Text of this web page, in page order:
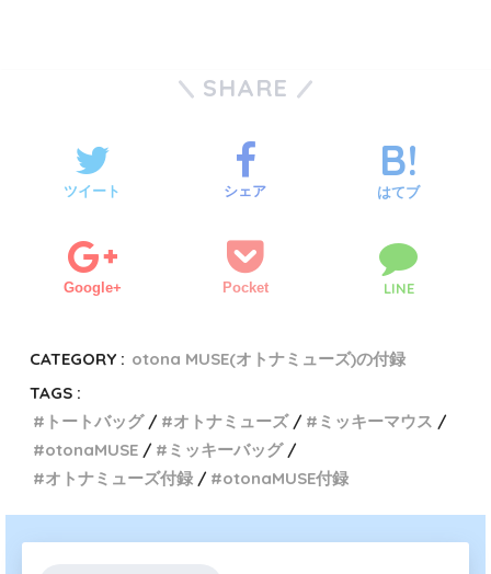
SHARE
ツイート シェア はてブ
Google+ Pocket LINE
CATEGORY : otona MUSE(オトナミューズ)の付録
TAGS :
トートバッグ
オトナミューズ
ミッキーマウス
otonaMUSE
ミッキーバッグ
オトナミューズ付録
otonaMUSE付録